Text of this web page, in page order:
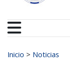
Buscar:
Inicio > Noticias